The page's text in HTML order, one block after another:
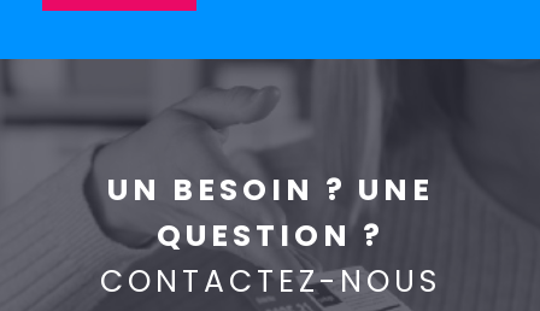
UN BESOIN ? UNE
QUESTION ?
CONTACTEZ-NOUS